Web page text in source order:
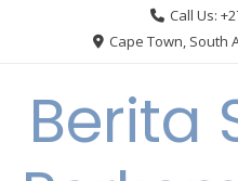
Call Us:
Cape Town, South
Berita